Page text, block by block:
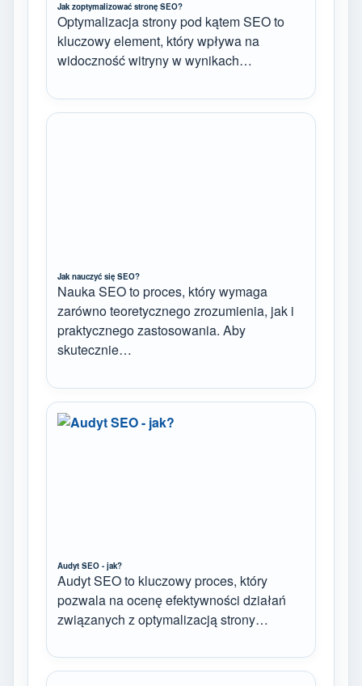
Jak zoptymalizować stronę SEO?
Optymalizacja strony pod kątem SEO to
kluczowy element, który wpływa na
widoczność witryny w wynikach…
Jak nauczyć się SEO?
Nauka SEO to proces, który wymaga
zarówno teoretycznego zrozumienia, jak i
praktycznego zastosowania. Aby
skutecznie…
Audyt SEO - jak?
Audyt SEO to kluczowy proces, który
pozwala na ocenę efektywności działań
związanych z optymalizacją strony…